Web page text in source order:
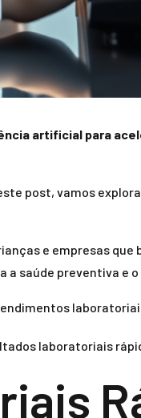
artificial para
post, vamos
e empresas
a saúde preventiva e